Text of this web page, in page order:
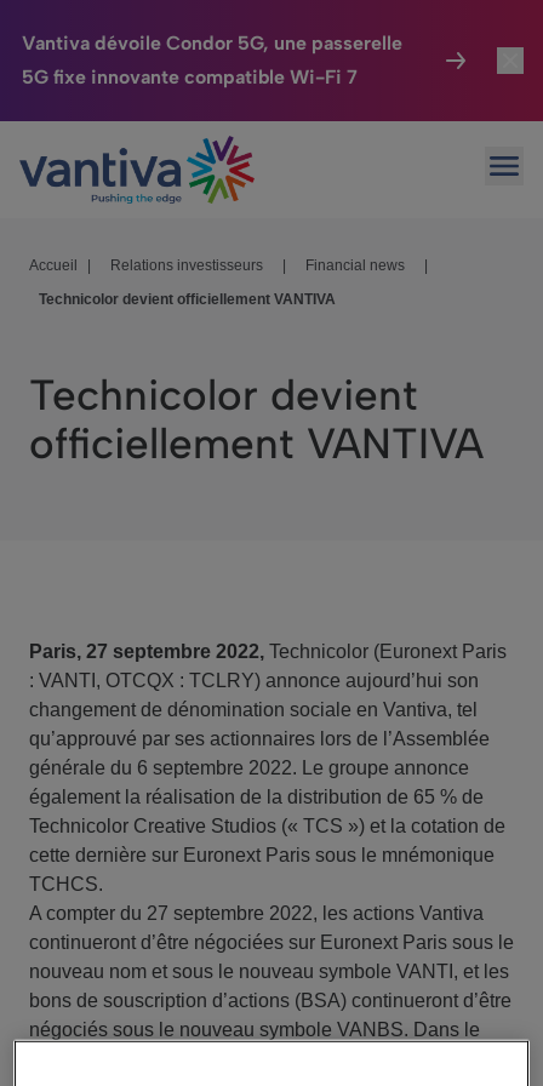
Vantiva dévoile Condor 5G, une passerelle
5G fixe innovante compatible Wi-Fi 7
Passer au contenu principal
Maison Connectée
HomeSight
Entreprise
Relations Investisseurs
Accueil Relations investisseurs Financial news
Technicolor devient officiellement VANTIVA
Technicolor devient
officiellement VANTIVA
Paris, 27 septembre 2022, Technicolor (Euronext Paris
: VANTI, OTCQX : TCLRY) annonce aujourd’hui son
changement de dénomination sociale en Vantiva, tel
qu’approuvé par ses actionnaires lors de l’Assemblée
générale du 6 septembre 2022. Le groupe annonce
également la réalisation de la distribution de 65 % de
Technicolor Creative Studios (« TCS ») et la cotation de
cette dernière sur Euronext Paris sous le mnémonique
TCHCS.
A compter du 27 septembre 2022, les actions Vantiva
continueront d’être négociées sur Euronext Paris sous le
nouveau nom et sous le nouveau symbole VANTI, et les
bons de souscription d’actions (BSA) continueront d’être
négociés sous le nouveau symbole VANBS. Dans le